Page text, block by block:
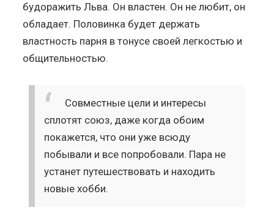
будоражить Льва. Он властен. Он не любит, он
обладает. Половинка будет держать
властность парня в тонусе своей легкостью и
общительностью.
Совместные цели и интересы
сплотят союз, даже когда обоим
покажется, что они уже всюду
побывали и все попробовали. Пара не
устанет путешествовать и находить
новые хобби.